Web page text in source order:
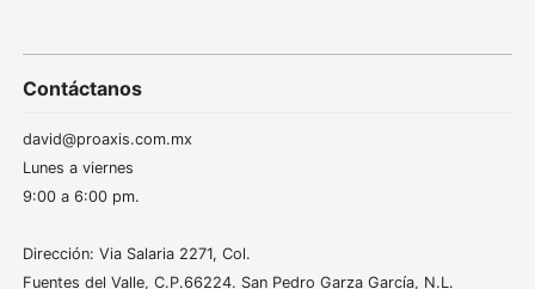
Contáctanos
david@proaxis.com.mx
Lunes a viernes
9:00 a 6:00 pm.
Dirección: Via Salaria 2271, Col.
Fuentes del Valle, C.P.66224. San Pedro Garza García, N.L.